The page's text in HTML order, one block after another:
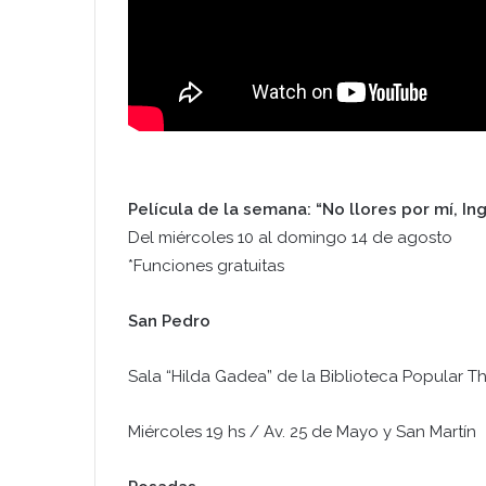
Película de la semana: “No llores por mí,
Del miércoles 10 al domingo 14 de agosto
*Funciones gratuitas
San Pedro
Sala “Hilda Gadea” de la Biblioteca Popular
Miércoles 19 hs / Av. 25 de Mayo y San Martín